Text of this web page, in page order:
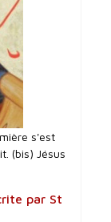
s'est
(bis) Jésus
par St